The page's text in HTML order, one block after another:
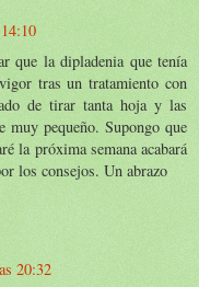
que la dipladenia que tenía
tras un tratamiento con
de tirar tanta hoja y las
muy pequeño. Supongo que
la próxima semana acabará
los consejos. Un abrazo
20:32